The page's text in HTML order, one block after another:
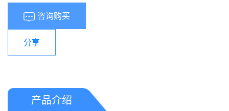
咨询购买
分享
产品介绍